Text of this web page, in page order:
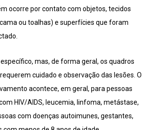
ocorre por contato com objetos, tecidos
ou toalhas) e superfícies que foram
mas, de forma geral, os quadros
cuidado e observação das lesões. O
acontece, em geral, para pessoas
HIV/AIDS, leucemia, linfoma, metástase,
com doenças autoimunes, gestantes,